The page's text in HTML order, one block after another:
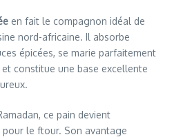
en fait le compagnon idéal de
nord-africaine. Il absorbe
épicées, se marie parfaitement
constitue une base excellente
ce pain devient
le ftour. Son avantage